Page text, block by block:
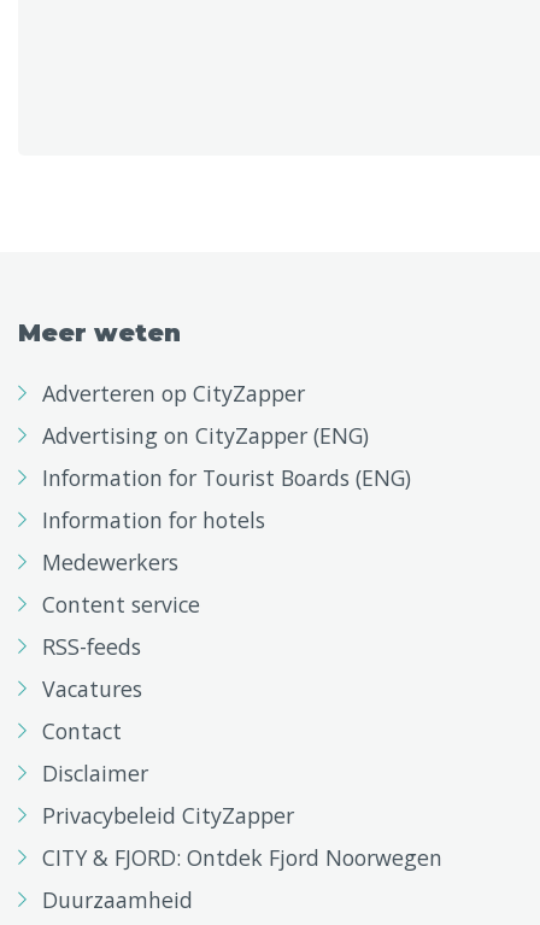
Meer weten
Adverteren op CityZapper
Advertising on CityZapper (ENG)
Information for Tourist Boards (ENG)
Information for hotels
Medewerkers
Content service
RSS-feeds
Vacatures
Contact
Disclaimer
Privacybeleid CityZapper
CITY & FJORD: Ontdek Fjord Noorwegen
Duurzaamheid